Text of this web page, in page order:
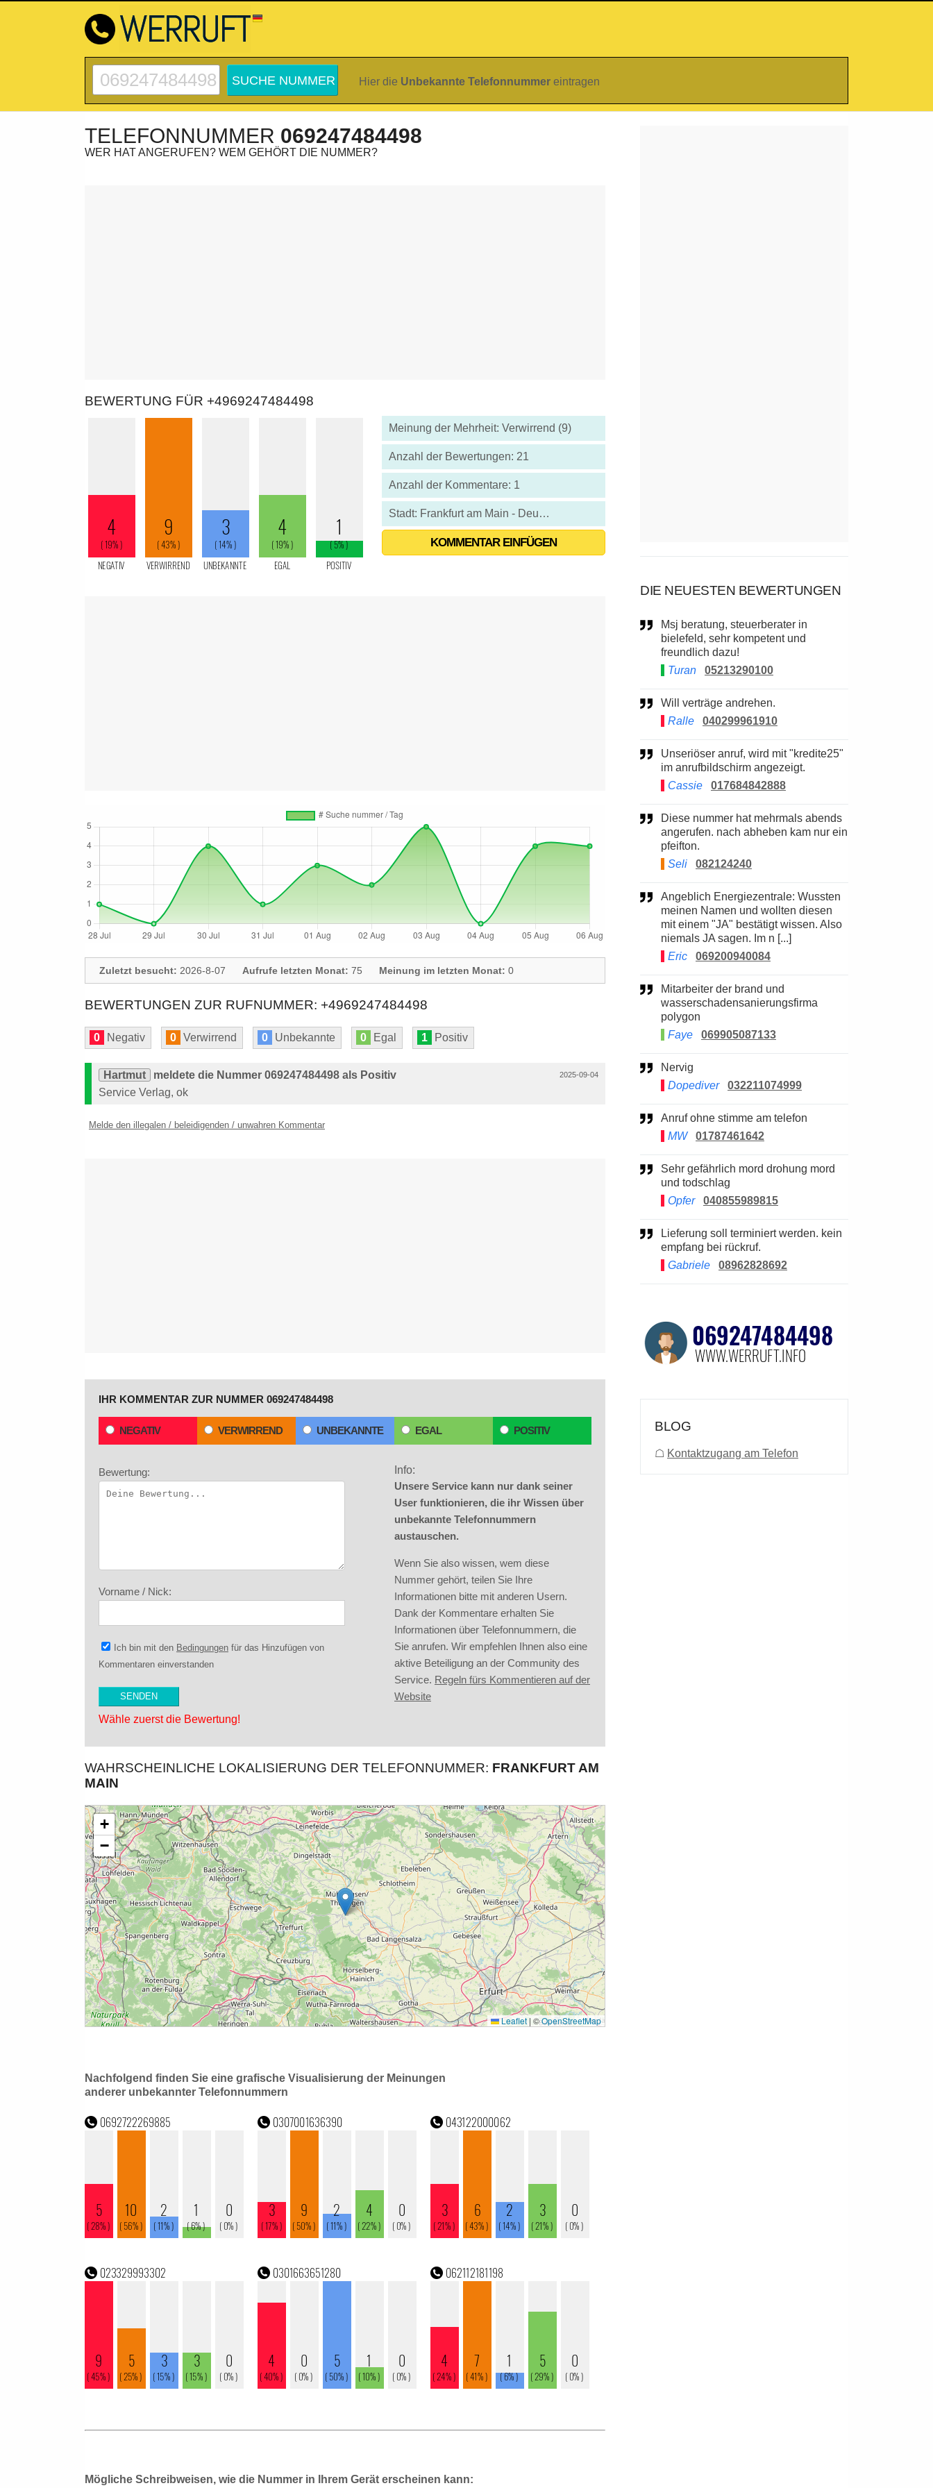
Hier die Unbekannte Telefonnummer eintragen
TELEFONNUMMER 069247484498
WER HAT ANGERUFEN? WEM GEHÖRT DIE NUMMER?
BEWERTUNG FÜR +4969247484498
Meinung der Mehrheit: Verwirrend (9)
Anzahl der Bewertungen: 21
Anzahl der Kommentare: 1
Stadt: Frankfurt am Main - Deutschland
KOMMENTAR EINFÜGEN
Zuletzt besucht: 2026-8-07 Aufrufe letzten Monat: 75 Meinung im letzten Monat: 0
BEWERTUNGEN ZUR RUFNUMMER: +4969247484498
0 Negativ 0 Verwirrend 0 Unbekannte 0 Egal 1 Positiv
2025-09-04
Hartmut
meldete die Nummer 069247484498 als Positiv
Service Verlag, ok
Melde den illegalen / beleidigenden / unwahren Kommentar
IHR KOMMENTAR ZUR NUMMER 069247484498
NEGATIV VERWIRREND UNBEKANNTE EGAL POSITIV
Bewertung:
Vorname / Nick:
Ich bin mit den Bedingungen für das Hinzufügen von
Kommentaren einverstanden
Wähle zuerst die Bewertung!
Info:
Unsere Service kann nur dank seiner
User funktionieren, die ihr Wissen über
unbekannte Telefonnummern
austauschen.
Wenn Sie also wissen, wem diese
Nummer gehört, teilen Sie Ihre
Informationen bitte mit anderen Usern.
Dank der Kommentare erhalten Sie
Informationen über Telefonnummern, die
Sie anrufen. Wir empfehlen Ihnen also eine
aktive Beteiligung an der Community des
Service. Regeln fürs Kommentieren auf der
Website
WAHRSCHEINLICHE LOKALISIERUNG DER TELEFONNUMMER: FRANKFURT AM
MAIN
Nachfolgend finden Sie eine grafische Visualisierung der Meinungen
anderer unbekannter Telefonnummern
Mögliche Schreibweisen, wie die Nummer in Ihrem Gerät erscheinen kann:
DIE NEUESTEN BEWERTUNGEN
Msj beratung, steuerberater in
bielefeld, sehr kompetent und
freundlich dazu!
Turan
05213290100
Will verträge andrehen.
Ralle
040299961910
Unseriöser anruf, wird mit "kredite25"
im anrufbildschirm angezeigt.
Cassie
017684842888
Diese nummer hat mehrmals abends
angerufen. nach abheben kam nur ein
pfeifton.
Seli
082124240
Angeblich Energiezentrale: Wussten
meinen Namen und wollten diesen
mit einem "JA" bestätigt wissen. Also
niemals JA sagen. Im n [...]
Eric
069200940084
Mitarbeiter der brand und
wasserschadensanierungsfirma
polygon
Faye
069905087133
Nervig
Dopediver
032211074999
Anruf ohne stimme am telefon
MW
01787461642
Sehr gefährlich mord drohung mord
und todschlag
Opfer
040855989815
Lieferung soll terminiert werden. kein
empfang bei rückruf.
Gabriele
08962828692
BLOG
☖ Kontaktzugang am Telefon